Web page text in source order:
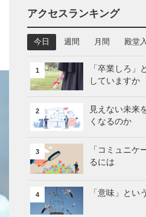
アクセスランキング
今日 週間 月間 殿堂
1
「卒業しろ」
していますか
2
見えない未来
くなるのか
3
「コミュニケ
るには
4 「意味」とい